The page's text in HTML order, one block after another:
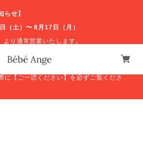
らせ】
（土）〜 8月17日（月）
り通常営業いたします。
い合わせやオンラインショップの発送等
営業再開後に順次対応いたします。ご不
に【ご一読ください】を必ずご覧くださ